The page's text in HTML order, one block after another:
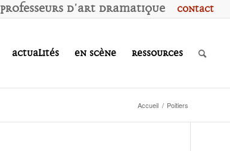
Contact
Professeurs d'Art Dramatique
Actualités En scène Ressources
Accueil / Poitiers